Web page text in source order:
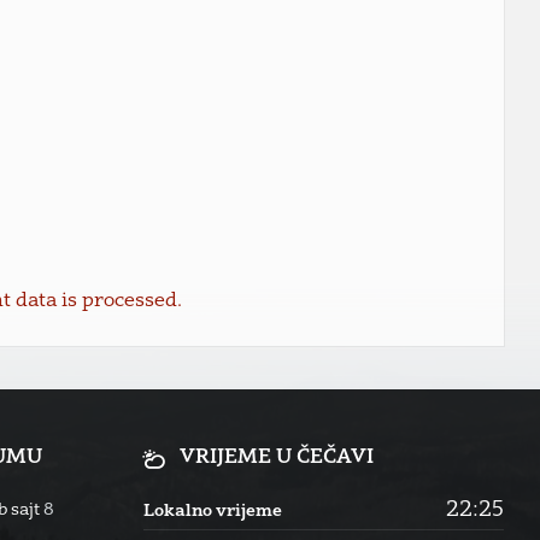
data is processed.
sajt 8
VRIJEME U ČEČAVI
Lokalno vrijeme
22:25